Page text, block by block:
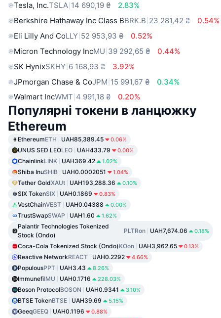
Tesla, Inc.TSLA 14 690,19 ₴
2.83%
Berkshire Hathaway Inc Class BBRK.B 23 281,42 ₴
0.54%
Eli Lilly And CoLLY 52 953,93 ₴
0.52%
Micron Technology IncMU 39 292,65 ₴
0.44%
SK HynixSKHY 6 168,93 ₴
3.92%
JPmorgan Chase & CoJPM 15 991,67 ₴
0.34%
Walmart IncWMT 4 991,18 ₴ 0.20%
Популярні токени в ланцюжку
Ethereum
EthereumETH UAH85,389.45 0.06%
UNUS SED LEOLEO UAH433.79 0.00%
ChainlinkLINK UAH369.42 1.02%
Shiba InuSHIB UAH0.0002051 1.04%
Tether GoldXAUt UAH193,288.36 0.10%
SIX TokenSIX UAH0.1869 0.83%
VestChainVEST UAH0.04388 0.00%
TrustSwapSWAP UAH1.60 1.62%
Palantir Technologies Tokenized
Stock (Ondo)
PLTRon UAH7,674.06 0.18%
Coca-Cola Tokenized Stock (Ondo)KOon UAH3,962.65 0.13%
Reactive NetworkREACT UAH0.2292 4.66%
PopulousPPT UAH3.43 8.26%
ImmunefiIMU UAH0.1716 228.03%
Boson ProtocolBOSON UAH0.9341 3.10%
BTSE TokenBTSE UAH39.69 5.15%
GeeqGEEQ UAH0.1196 0.88%